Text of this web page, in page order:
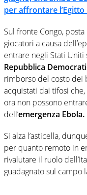
per affrontare l’Egitto
Sul fronte Congo,
giocatori a causa
entrare negli Stati Uniti
Repubblica
rimborso del costo dei
acquistati dai tifosi
ora non possono
dell’emergenza Ebola.
Si alza l’asticella,
per quanto remoto in
rivalutare il ruolo
guadagnato sul campo